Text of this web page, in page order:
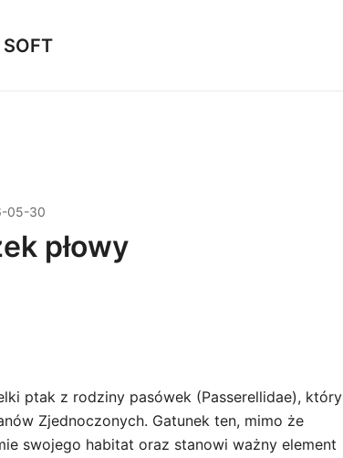
05-30
płowy
ptak z rodziny pasówek (Passerellidae), który
Zjednoczonych. Gatunek ten, mimo że
swojego habitat oraz stanowi ważny element